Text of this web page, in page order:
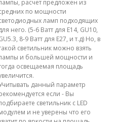
расчет предложен из
по мощности
ламп подходящих
него. (5-6 Ватт для E14, GU10,
8-9 Ватт для E27, и т.д) Но, в
светильник можно взять
и большей мощности и
освещаемая площадь
данный параметр
если - Вы
светильник с LED
и не уверены что его